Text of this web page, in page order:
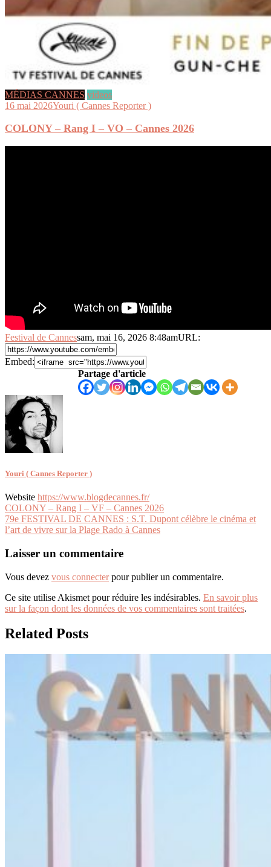
MÉDIAS CANNES videos
16 mai 2026Youri ( Cannes Reporter )
COLONY – Rang I – VO – Cannes 2026
Festival de Cannessam, mai 16, 2026 8:48amURL:
Embed:
Partage d'article
Youri ( Cannes Reporter )
Website https://www.blogdecannes.fr/
Navigation
de
COLONY – Rang I – VF – Cannes 2026
79e FESTIVAL DE CANNES : S.T. Dupont célèbre le cinéma et
l’art de vivre sur la Plage Rado à Cannes
Laisser un commentaire
Vous devez vous connecterpour publier un commentaire.
Ce site utilise Akismet pour réduire les indésirables. En savoir plus
sur la façon dont les données de vos commentaires sont traitées.
Related Posts